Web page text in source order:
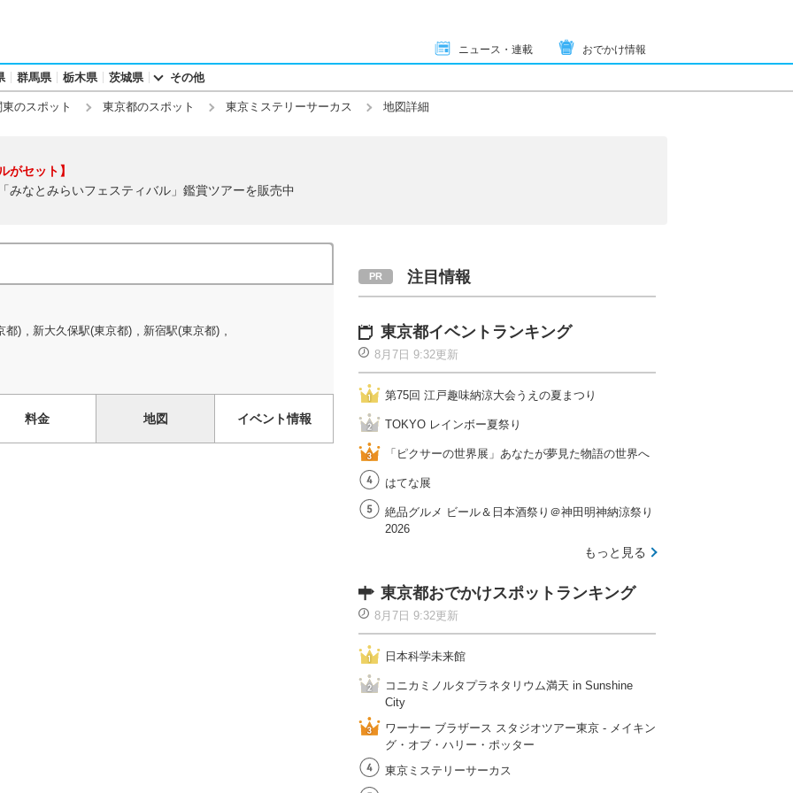
ニュース・連載 おでかけ情報
群馬県 栃木県 茨城県 その他
東のスポット 東京都のスポット 東京ミステリーサーカス 地図詳細
がセット】
みなとみらいフェスティバル」鑑賞ツアーを販売中
都) 新大久保駅(東京都) 新宿駅(東京都)
料金 地図 イベント情報
注目情報
東京都イベントランキング
8月7日 9:32更新
第75回 江戸趣味納涼大会うえの夏まつり
TOKYO レインボー夏祭り
「ピクサーの世界展」あなたが夢見た物語の世界へ
はてな展
絶品グルメ ビール＆日本酒祭り＠神田明神納涼祭り
2026
もっと見る
東京都おでかけスポットランキング
8月7日 9:32更新
日本科学未来館
コニカミノルタプラネタリウム満天 in Sunshine
City
ワーナー ブラザース スタジオツアー東京 ‐ メイキン
グ・オブ・ハリー・ポッター
東京ミステリーサーカス